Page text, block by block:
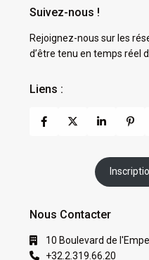
Suivez-nous !
Rejoignez-nous sur les
d’être tenu en temps réel
Liens :
Nous Contacter
10 Boulevard de
+32.2.319.66.20